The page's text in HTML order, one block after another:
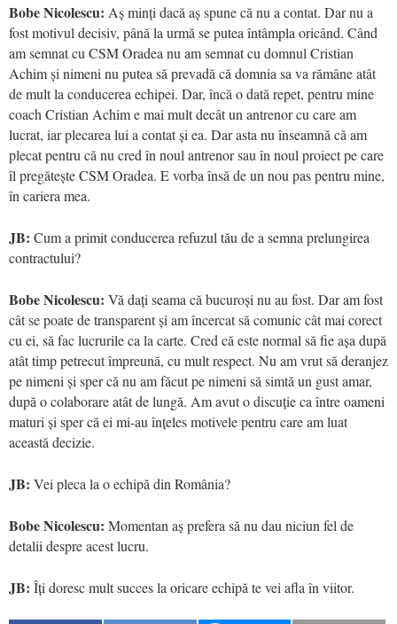
Bobe Nicolescu: Aș minți dacă aș spune că nu a contat. Dar nu a
fost motivul decisiv, până la urmă se putea întâmpla oricând. Când
am semnat cu CSM Oradea nu am semnat cu domnul Cristian
Achim și nimeni nu putea să prevadă că domnia sa va rămâne atât
de mult la conducerea echipei. Dar, încă o dată repet, pentru mine
coach Cristian Achim e mai mult decât un antrenor cu care am
lucrat, iar plecarea lui a contat și ea. Dar asta nu înseamnă că am
plecat pentru că nu cred în noul antrenor sau în noul proiect pe care
îl pregătește CSM Oradea. E vorba însă de un nou pas pentru mine,
în cariera mea.
JB: Cum a primit conducerea refuzul tău de a semna prelungirea
contractului?
Bobe Nicolescu: Vă dați seama că bucuroși nu au fost. Dar am fost
cât se poate de transparent și am încercat să comunic cât mai corect
cu ei, să fac lucrurile ca la carte. Cred că este normal să fie așa după
atât timp petrecut împreună, cu mult respect. Nu am vrut să deranjez
pe nimeni și sper că nu am făcut pe nimeni să simtă un gust amar,
după o colaborare atât de lungă. Am avut o discuție ca între oameni
maturi și sper că ei mi-au înțeles motivele pentru care am luat
această decizie.
JB: Vei pleca la o echipă din România?
Bobe Nicolescu: Momentan aș prefera să nu dau niciun fel de
detalii despre acest lucru.
JB: Îți doresc mult succes la oricare echipă te vei afla în viitor.